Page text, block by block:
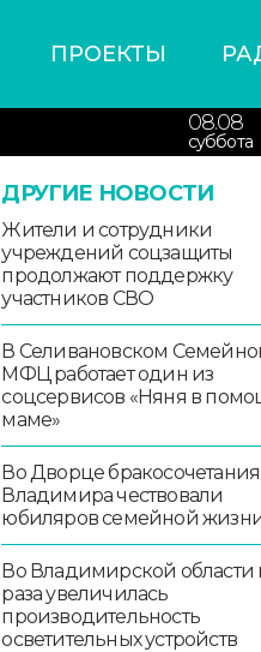
ПРОЕКТЫ
08.08
суббота
ДРУГИЕ НОВОСТИ
Жители и сотрудники
учреждений соцзащиты
продолжают поддержку
участников СВО
В Селивановском
МФЦ работает один из
соцсервисов «Няня в
маме»
Во Дворце бракосочетания
Владимира чествовали
юбиляров семейной
Во Владимирской области
раза увеличилась
производительность
осветительных устройств